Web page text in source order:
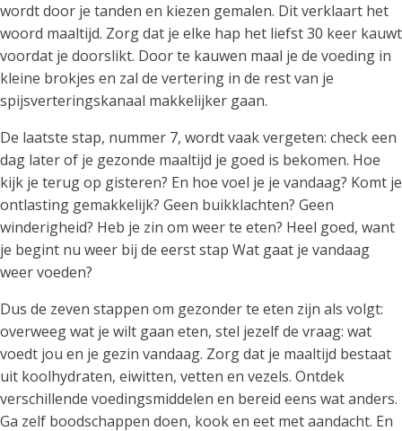
wordt door je tanden en kiezen gemalen. Dit verklaart het
woord maaltijd. Zorg dat je elke hap het liefst 30 keer kauwt
voordat je doorslikt. Door te kauwen maal je de voeding in
kleine brokjes en zal de vertering in de rest van je
spijsverteringskanaal makkelijker gaan.
De laatste stap, nummer 7, wordt vaak vergeten: check een
dag later of je gezonde maaltijd je goed is bekomen. Hoe
kijk je terug op gisteren? En hoe voel je je vandaag? Komt je
ontlasting gemakkelijk? Geen buikklachten? Geen
winderigheid? Heb je zin om weer te eten? Heel goed, want
je begint nu weer bij de eerst stap Wat gaat je vandaag
weer voeden?
Dus de zeven stappen om gezonder te eten zijn als volgt:
overweeg wat je wilt gaan eten, stel jezelf de vraag: wat
voedt jou en je gezin vandaag. Zorg dat je maaltijd bestaat
uit koolhydraten, eiwitten, vetten en vezels. Ontdek
verschillende voedingsmiddelen en bereid eens wat anders.
Ga zelf boodschappen doen, kook en eet met aandacht. En